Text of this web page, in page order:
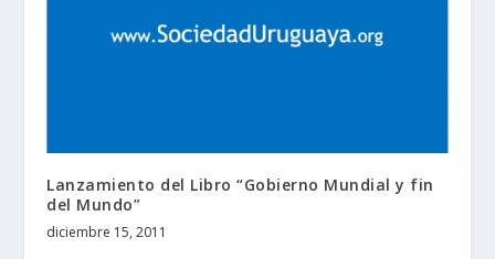
Lanzamiento del Libro “Gobierno Mundial y fin
del Mundo”
diciembre 15, 2011